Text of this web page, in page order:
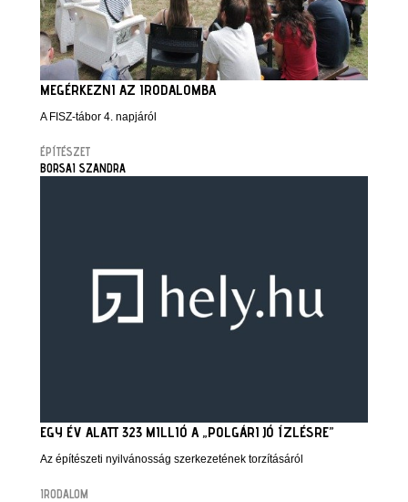
MEGÉRKEZNI AZ IRODALOMBA
A FISZ-tábor 4. napjáról
ÉPÍTÉSZET
BORSAI SZANDRA
EGY ÉV ALATT 323 MILLIÓ A „POLGÁRI JÓ ÍZLÉSRE”
Az építészeti nyilvánosság szerkezetének torzításáról
IRODALOM